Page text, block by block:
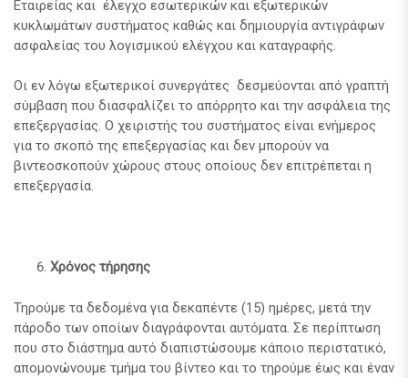
Εταιρείας και έλεγχο εσωτερικών και εξωτερικών
κυκλωμάτων συστήματος καθώς και δημιουργία αντιγράφων
ασφαλείας του λογισμικού ελέγχου και καταγραφής.
Οι εν λόγω εξωτερικοί συνεργάτες δεσμεύονται από γραπτή
σύμβαση που διασφαλίζει το απόρρητο και την ασφάλεια της
επεξεργασίας. Ο χειριστής του συστήματος είναι ενήμερος
για το σκοπό της επεξεργασίας και δεν μπορούν να
βιντεοσκοπούν χώρους στους οποίους δεν επιτρέπεται η
επεξεργασία.
Χρόνος τήρησης
Τηρούμε τα δεδομένα για δεκαπέντε (15) ημέρες, μετά την
πάροδο των οποίων διαγράφονται αυτόματα. Σε περίπτωση
που στο διάστημα αυτό διαπιστώσουμε κάποιο περιστατικό,
απομονώνουμε τμήμα του βίντεο και το τηρούμε έως και έναν